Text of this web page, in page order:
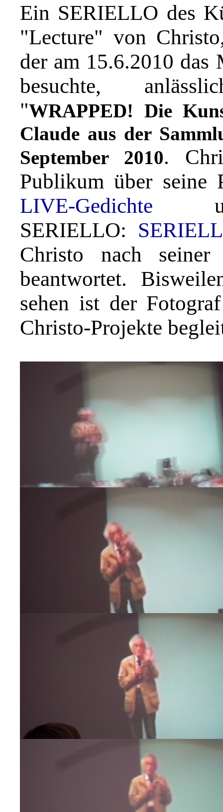
Ein SERIELLO des
"Lecture" von
der am 15.6.2010
besuchte,
"WRAPPED! Die
Claude aus der
September 2010.
Publikum über seine
LIVE-Gedichte
SERIELLO:
Christo nach
beantwortet.
sehen ist der
Christo-Projekte